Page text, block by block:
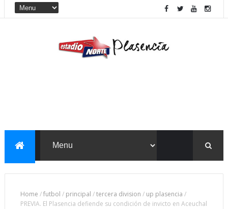
Home /futbol / principal /tercera division / up plasencia /
PREVIA. El Plasencia defiende su condición de invicto en Aceuchal